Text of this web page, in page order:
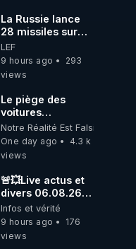
La Russie lance
28 missiles sur
Kiev, l'attaque
révèle la faiblesse
de Kiev
LEF
9 hours ago
293
views
Le piège des
voitures
électriques se
referme sur les
usagers !
Notre Réalité Est Falsifiée Et
One day ago
4.3 k
views
🚨💥Live actus et
divers 06.08.26💥
🚨
Infos et vérité
9 hours ago
176
views